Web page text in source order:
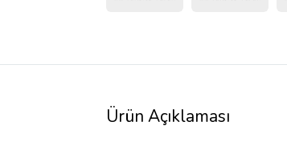
Ürün Açıklaması